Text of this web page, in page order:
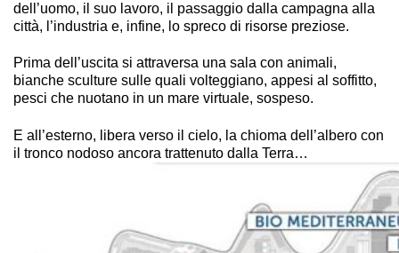
dell’uomo, il suo lavoro, il passaggio dalla campagna alla
città, l’industria e, infine, lo spreco di risorse preziose.
Prima dell’uscita si attraversa una sala con animali,
bianche sculture sulle quali volteggiano, appesi al soffitto,
pesci che nuotano in un mare virtuale, sospeso.
E all’esterno, libera verso il cielo, la chioma dell’albero con
il tronco nodoso ancora trattenuto dalla Terra…